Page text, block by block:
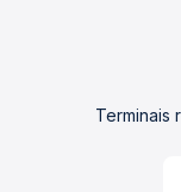
Terminais